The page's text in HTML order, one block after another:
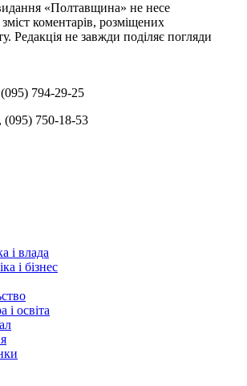
«Полтавщина» не несе
зміст коментарів, розміщених
Редакція не завжди поділяє погляди
(095) 794-29-25
, (095) 750-18-53
і влада
і бізнес
і освіта